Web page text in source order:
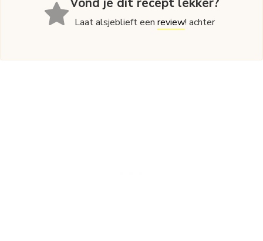
Laat alsjeblieft eenreview! achter